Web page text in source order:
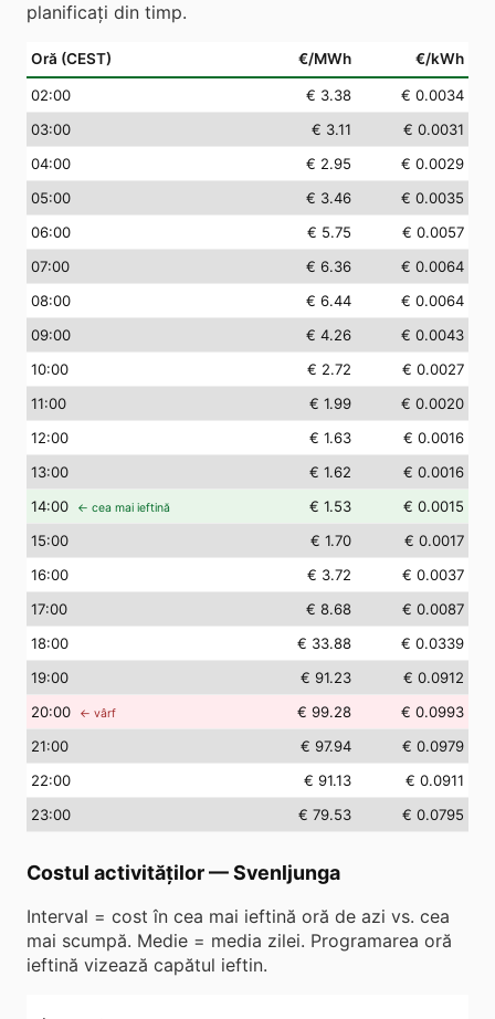
planificați din timp.
Oră (CEST) €/MWh €/kWh
02:00 € 3.38
€ 0.0034
03:00 € 3.11
€ 0.0031
04:00 € 2.95
€ 0.0029
05:00 € 3.46
€ 0.0035
06:00 € 5.75
€ 0.0057
07:00 € 6.36
€ 0.0064
08:00 € 6.44
€ 0.0064
09:00 € 4.26
€ 0.0043
10:00 € 2.72
€ 0.0027
11:00 € 1.99
€ 0.0020
12:00 € 1.63
€ 0.0016
13:00 € 1.62
€ 0.0016
14:00 ← cea mai ieftină € 1.53
€ 0.0015
15:00 € 1.70
€ 0.0017
16:00 € 3.72
€ 0.0037
17:00 € 8.68
€ 0.0087
18:00 € 33.88
€ 0.0339
19:00 € 91.23
€ 0.0912
20:00 ← vârf € 99.28
€ 0.0993
21:00 € 97.94
€ 0.0979
22:00 € 91.13
€ 0.0911
23:00 € 79.53 € 0.0795
Costul activităților—Svenljunga
Interval = cost în cea mai ieftină oră de azi vs. cea
mai scumpă. Medie = media zilei. Programarea oră
ieftină vizează capătul ieftin.